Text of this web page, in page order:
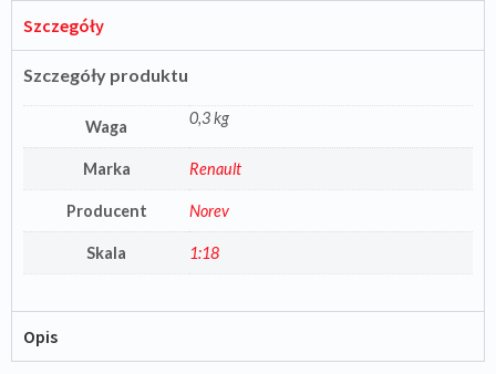
Szczegóły
Szczegóły produktu
Waga 0,3 kg
Marka Renault
Producent Norev
Skala 1:18
Opis